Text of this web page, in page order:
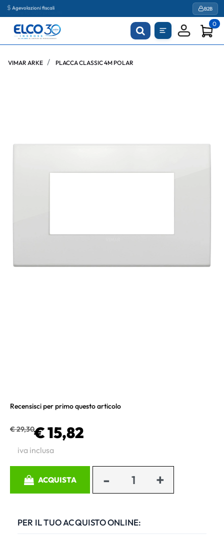
Agevolazioni fiscali B2B
0
VIMAR ARKE PLACCA CLASSIC 4M POLAR
Recensisci per primo questo articolo
€ 29,30€ 15,82
iva inclusa
ACQUISTA
PER IL TUO ACQUISTO ONLINE: